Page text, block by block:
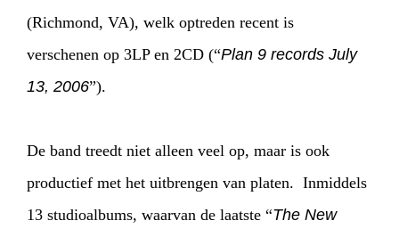
HOMEPROGRAMMA
(Richmond, VA), welk optreden recent is
verschenen op 3LP en 2CD (“Plan 9 records July
13, 2006”).
De band treedt niet alleen veel op, maar is ook
productief met het uitbrengen van platen. Inmiddels
13 studioalbums, waarvan de laatste “The New